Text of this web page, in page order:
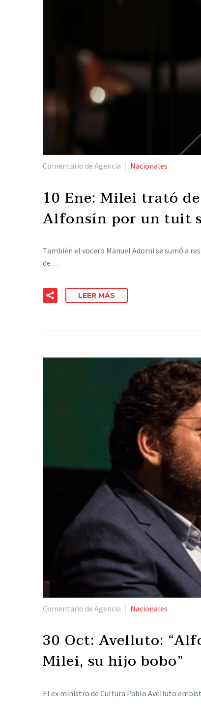
Comentario de Agencia Nacionales
10 Ene:Milei trató de
Alfonsín por un tuit
También el vocero Manuel Adorni se sumó a
de…
LEER MÁS
Comentario de Agencia Nacionales
30 Oct:Avelluto:
Milei, su hijo bobo”
El ex ministro de Cultura Pablo Avelluto